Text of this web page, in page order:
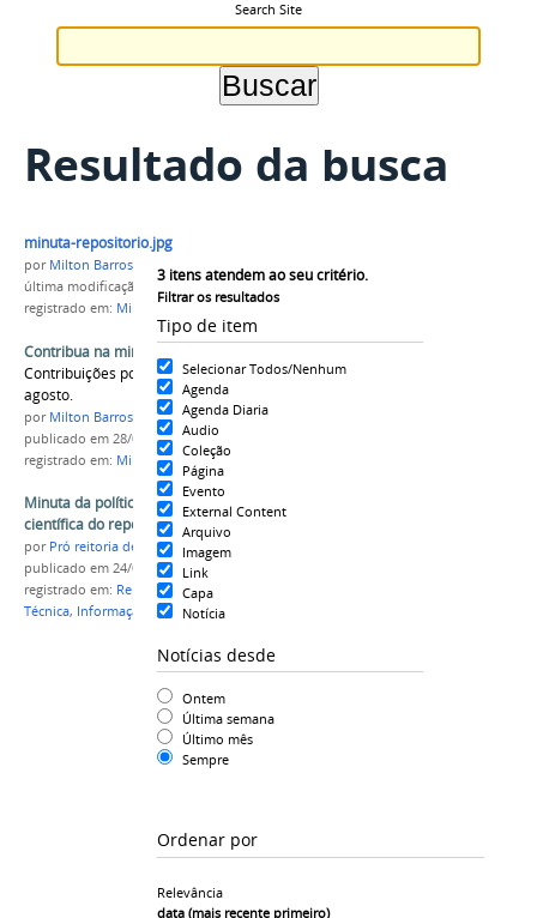
Search Site
Resultado da busca
3 itens atendem ao seu critério.
Filtrar os resultados
Tipo de item
Selecionar Todos/Nenhum
Agenda
Agenda Diaria
Audio
Coleção
Página
Evento
External Content
Arquivo
Imagem
Link
Capa
Notícia
Notícias desde
Ontem
Última semana
Último mês
Sempre
Ordenar por
Relevância
data (mais recente primeiro)
minuta-repositorio.jpg
por Milton Barros
última modificação
em 28/07/2017 11h32
registrado em: Minuta ,Repositório Institucional
Contribua na minuta do Repositório Institucional
Contribuições podem ser feitas até 11 de
agosto.
por Milton Barros
publicado em 28/07/2017
registrado em: Minuta,Repositório Institucional
Minuta da política de informação técnica e
científica do repositório institucional do IFAM
por Pró reitoria de Ensino
publicado em 24/07/2017
registrado em: Repositório Institucional
Técnica, Informação Cientítifa,Comitê Gestor